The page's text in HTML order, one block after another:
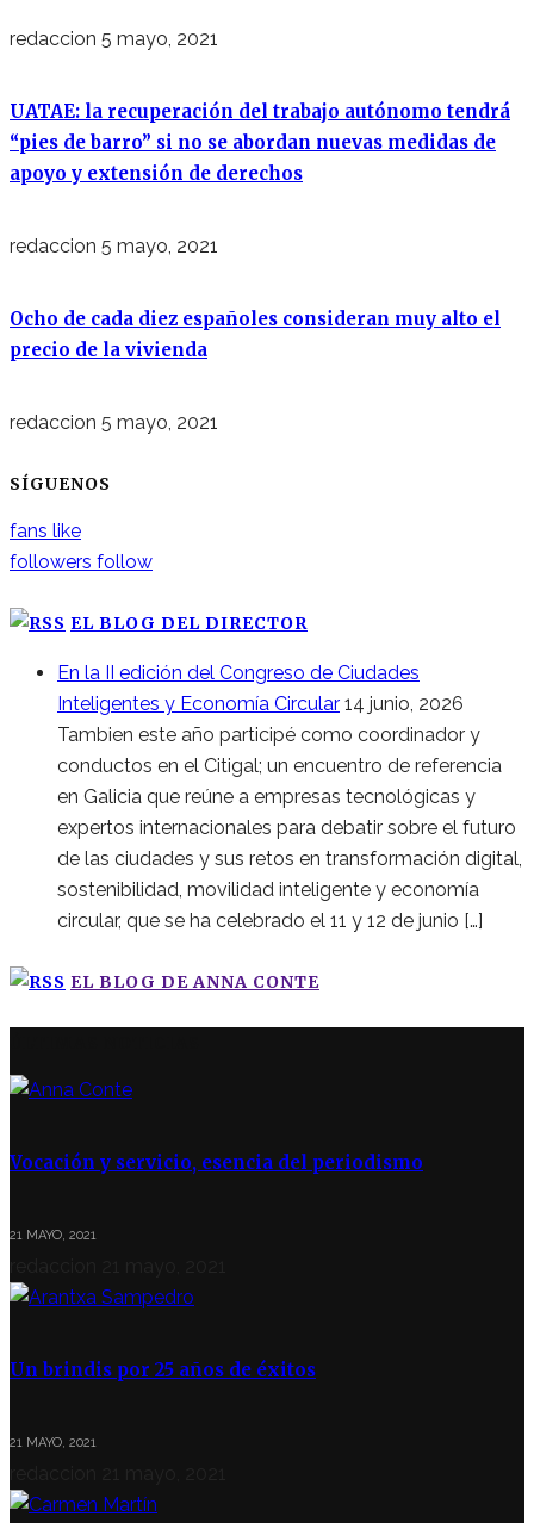
redaccion 5 mayo, 2021
UATAE: la recuperación del trabajo autónomo tendrá
“pies de barro” si no se abordan nuevas medidas de
apoyo y extensión de derechos
redaccion 5 mayo, 2021
Ocho de cada diez españoles consideran muy alto el
precio de la vivienda
redaccion 5 mayo, 2021
SÍGUENOS
fans like
followers follow
EL BLOG DEL DIRECTOR
En la II edición del Congreso de Ciudades
Inteligentes y Economía Circular 14 junio, 2026
Tambien este año participé como coordinador y
conductos en el Citigal; un encuentro de referencia
en Galicia que reúne a empresas tecnológicas y
expertos internacionales para debatir sobre el futuro
de las ciudades y sus retos en transformación digital,
sostenibilidad, movilidad inteligente y economía
circular, que se ha celebrado el 11 y 12 de junio […]
EL BLOG DE ANNA CONTE
Vocación y servicio, esencia del periodismo
21 MAYO, 2021
Un brindis por 25 años de éxitos
21 MAYO, 2021